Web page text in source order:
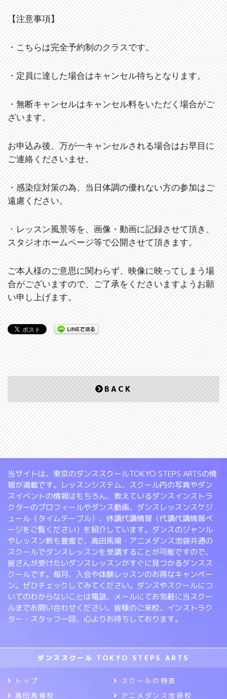
【注意事項】
・こちらは完全予約制のクラスです。
・定員に達した場合はキャンセル待ちとなります。
・無断キャンセルはキャンセル料をいただく場合がご
ざいます。
お申込み後、万が一キャンセルされる場合はお早目に
ご連絡くださいませ。
・感染症対策の為、当日体調の優れない方の参加はご
遠慮ください。
・レッスン風景等を、画像・動画に記録させて頂き、
スタジオホームページ等で公開させて頂きます。
ご本人様のご意思に関わらず、映像に映ってしまう場
合がございますので、ご了承をくださいますようお願
い申し上げます。
BACK
当サイトは、東京のダンススクールTOKYO STEPS ARTSの情
報が満載です。レッスンシステム、スクール内の写真やダン
スイベントの情報はもちろん、教えているダンスインストラ
クターのプロフィールやダンス動画、ダンスレッスンスケジ
ュール（タイムテーブル）、休講代講情報（代講代講情報ペ
ージをご覧ください）を紹介しています。ダンスのジャンル
やレッスン数も豊富で、高田馬場・アニメダンス池袋共通の
スクールでダンスレッスンを受講することが可能ですので、
皆さんが受けたいダンスレッスンがすぐに見つかるダンスス
クールです。毎月、入会や体験レッスンのお得なキャンペー
ン。ぜひチェックしてみてください。ダンスやスクールにつ
いてのわからないことは電話、メールにてお気軽に当スクー
ルまでお問い合わせください。皆様のご来校、インストラク
ター・スタッフ一同、心よりお待ちしております。
ダンススクール TOKYO STEPS ARTS
トップ
スクールの特長
高田馬場校
アニメダンス池袋校